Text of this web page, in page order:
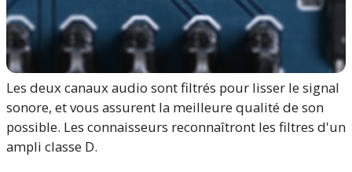
Les deux canaux audio sont filtrés pour lisser le signal
sonore, et vous assurent la meilleure qualité de son
possible. Les connaisseurs reconnaîtront les filtres d'un
ampli classe D.